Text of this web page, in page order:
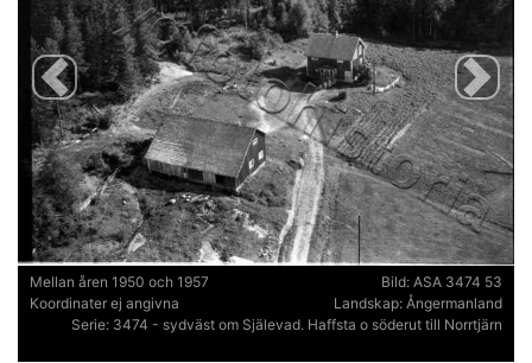
Previous Next
Mellan åren 1950 och 1957 Bild: ASA 3474 53
Landskap: Ångermanland
Koordinater ej angivna
Serie: 3474 - sydväst om Själevad. Haffsta o söderut till Norrtjärn